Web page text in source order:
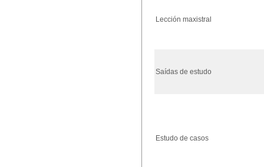
Lección maxistral
Saídas de estudo
Estudo de casos